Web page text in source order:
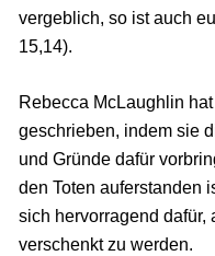
vergeblich, so ist auch
15,14).
Rebecca McLaughlin
geschrieben, indem sie
und Gründe dafür
den Toten auferstanden
sich hervorragend dafür,
verschenkt zu werden.